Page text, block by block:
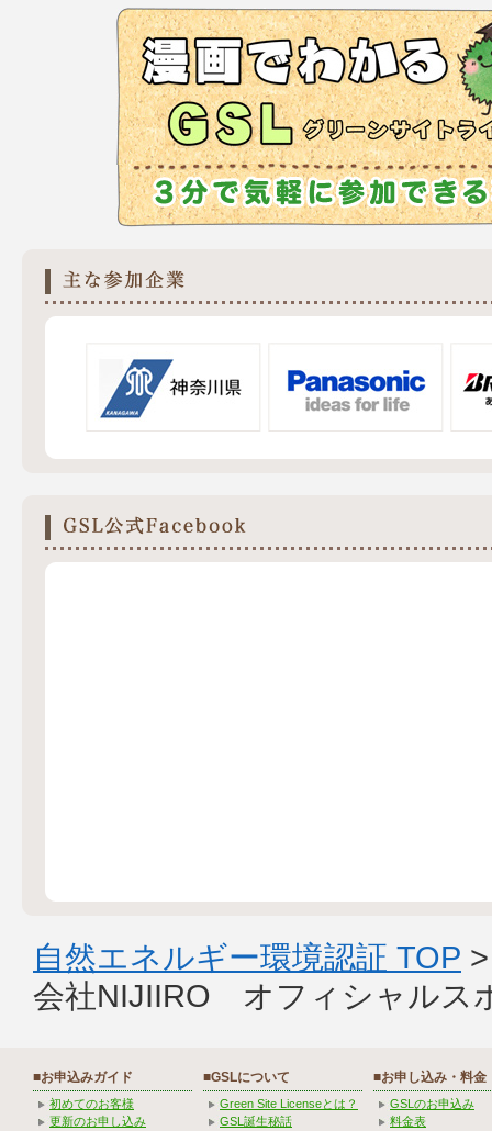
自然エネルギー環境認証 TOP
会社NIJIIRO オフィシャルス
■お申込みガイド
初めてのお客様
更新のお申し込み
■GSLについて
Green Site Licenseとは？
GSL誕生秘話
■お申し込み・料金
GSLのお申込み
料金表